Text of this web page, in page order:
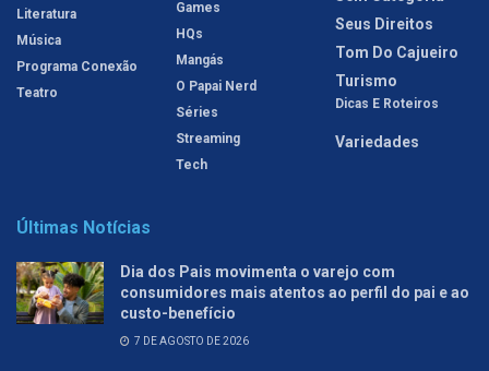
Literatura
Música
Programa Conexão
Teatro
Games
HQs
Mangás
O Papai Nerd
Séries
Streaming
Tech
Seus Direitos
Tom Do Cajueiro
Turismo
Dicas E Roteiros
Variedades
Últimas Notícias
Dia dos Pais movimenta o varejo com
consumidores mais atentos ao perfil do pai e ao
custo-benefício
7 DE AGOSTO DE 2026